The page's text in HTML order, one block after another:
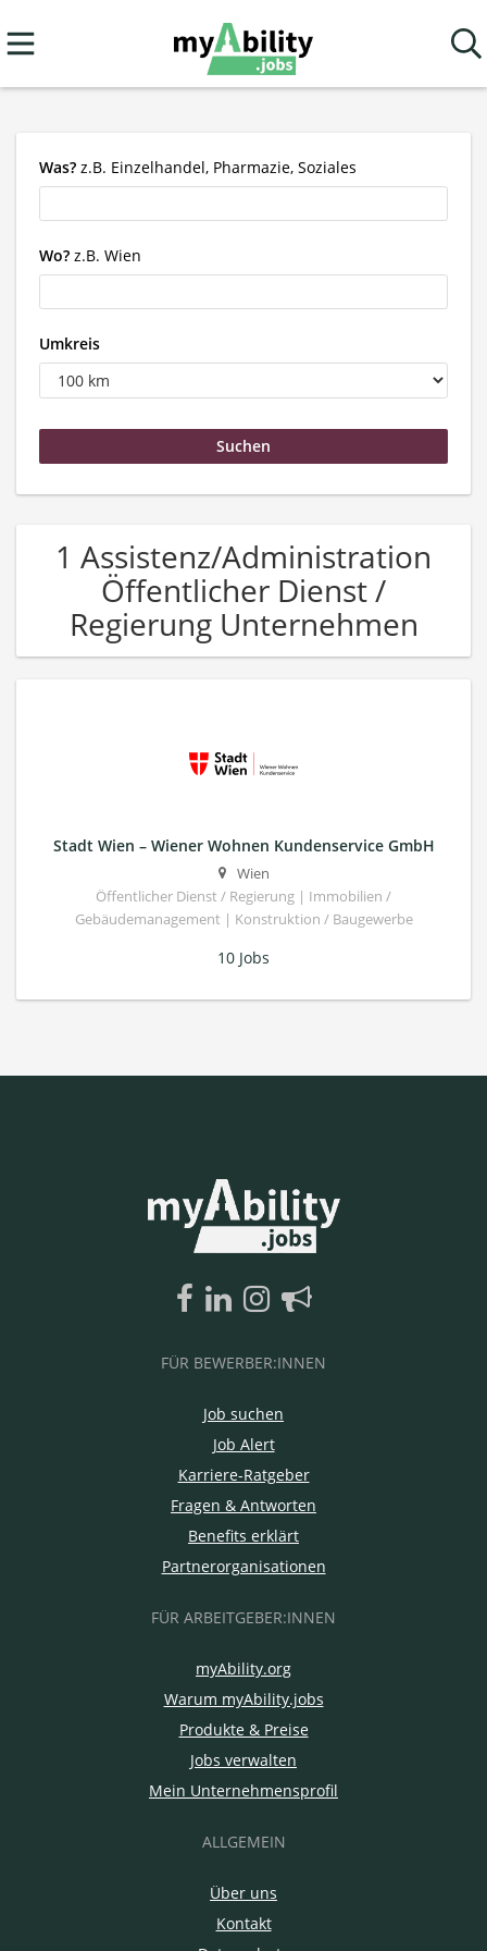
Was? z.B. Einzelhandel, Pharmazie, Soziales
Wo? z.B. Wien
Umkreis
1 Assistenz/Administration
Öffentlicher Dienst /
Regierung Unternehmen
Stadt Wien – Wiener Wohnen Kundenservice GmbH
Wien
Öffentlicher Dienst / Regierung | Immobilien /
Gebäudemanagement | Konstruktion / Baugewerbe
10 Jobs
FÜR BEWERBER:INNEN
Job suchen
Job Alert
Karriere-Ratgeber
Fragen & Antworten
Benefits erklärt
Partnerorganisationen
FÜR ARBEITGEBER:INNEN
myAbility.org
Warum myAbility.jobs
Produkte & Preise
Jobs verwalten
Mein Unternehmensprofil
ALLGEMEIN
Über uns
Kontakt